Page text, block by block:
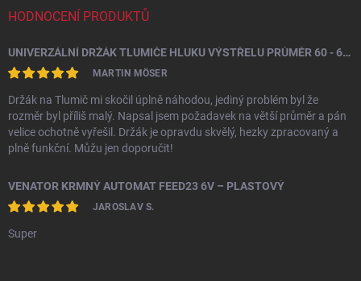
HODNOCENÍ PRODUKTŮ
UNIVERZÁLNÍ DRŽÁK TLUMIČE HLUKU VÝSTŘELU PRŮMĚR 60 - 64,5 MM
MARTIN MÖSER
Držák na Tlumič mi skočil úplně náhodou, jediný problém byl že
rozměr byl příliš malý. Napsal jsem požadavek na větší průměr a pán
velice ochotně vyřešil. Držák je opravdu skvělý, hezky zpracovaný a
plně funkční. Můžu jen doporučit!
VENATOR KRMNÝ AUTOMAT FEED23 6V – PLASTOVÝ
JAROSLAV S.
Super